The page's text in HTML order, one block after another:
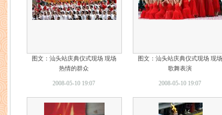
图文：汕头站庆典仪式现场 现场
热情的群众
2008-05-10 19:07
图文：汕头站庆典仪式现场 现场
歌舞表演
2008-05-10 19:07